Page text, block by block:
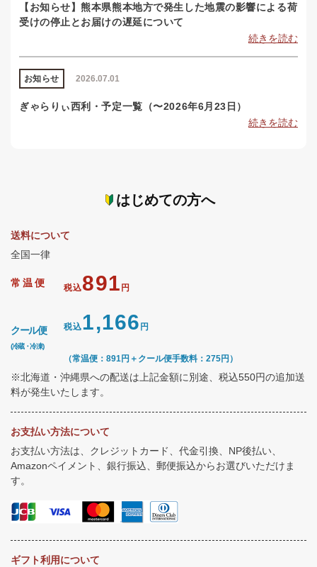
【お知らせ】熊本県熊本地方で発生した地震の影響による荷
受けの停止とお届けの遅延について
続きを読む
2026.07.01
お知らせ
ぎゃらりぃ西利・予定一覧（〜2026年6月23日）
続きを読む
はじめての方へ
送料について
全国一律
常温便 税込891 円
クール便
(冷蔵・冷凍)
税込1,166 円
（常温便：891円＋クール便手数料：275円）
※北海道・沖縄県への配送は上記金額に別途、税込550円の追加送
料が発生いたします。
お支払い方法について
お支払い方法は、クレジットカード、代金引換、NP後払い、
Amazonペイメント、銀行振込、郵便振込からお選びいただけま
す。
ギフト利用について